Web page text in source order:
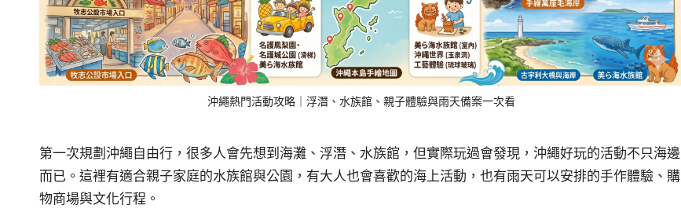
沖繩熱門活動攻略｜浮潛、水族館、親子體驗與雨天備案一次看
第一次規劃沖繩自由行，很多人會先想到海灘、浮潛、水族館，但實際玩過會發現，沖繩好玩的活動不只海邊
而已。這裡有適合親子家庭的水族館與公園，有大人也會喜歡的海上活動，也有雨天可以安排的手作體驗、購
物商場與文化行程。